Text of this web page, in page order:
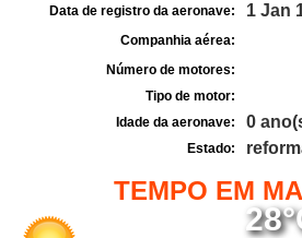
Data de registro da aeronave: 1 Jan
Companhia aérea:
Número de motores:
Tipo de motor:
Idade da aeronave:
0
Estado:
TEMPO EM